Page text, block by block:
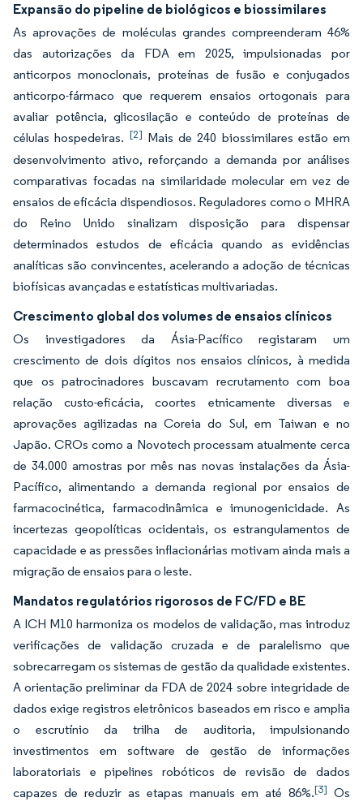
Expansão do pipeline de biológicos e biossimilares
As aprovações de moléculas grandes compreenderam 46%
das autorizações da FDA em 2025, impulsionadas por
anticorpos monoclonais, proteínas de fusão e conjugados
anticorpo-fármaco que requerem ensaios ortogonais para
avaliar potência, glicosilação e conteúdo de proteínas de
células hospedeiras. [2] Mais de 240 biossimilares estão em
desenvolvimento ativo, reforçando a demanda por análises
comparativas focadas na similaridade molecular em vez de
ensaios de eficácia dispendiosos. Reguladores como o MHRA
do Reino Unido sinalizam disposição para dispensar
determinados estudos de eficácia quando as evidências
analíticas são convincentes, acelerando a adoção de técnicas
biofísicas avançadas e estatísticas multivariadas.
Crescimento global dos volumes de ensaios clínicos
Os investigadores da Ásia-Pacífico registaram um
crescimento de dois dígitos nos ensaios clínicos, à medida
que os patrocinadores buscavam recrutamento com boa
relação custo-eficácia, coortes etnicamente diversas e
aprovações agilizadas na Coreia do Sul, em Taiwan e no
Japão. CROs como a Novotech processam atualmente cerca
de 34.000 amostras por mês nas novas instalações da Ásia-
Pacífico, alimentando a demanda regional por ensaios de
farmacocinética, farmacodinâmica e imunogenicidade. As
incertezas geopolíticas ocidentais, os estrangulamentos de
capacidade e as pressões inflacionárias motivam ainda mais a
migração de ensaios para o leste.
Mandatos regulatórios rigorosos de FC/FD e BE
A ICH M10 harmoniza os modelos de validação, mas introduz
verificações de validação cruzada e de paralelismo que
sobrecarregam os sistemas de gestão da qualidade existentes.
A orientação preliminar da FDA de 2024 sobre integridade de
dados exige registros eletrônicos baseados em risco e amplia
o escrutínio da trilha de auditoria, impulsionando
investimentos em software de gestão de informações
laboratoriais e pipelines robóticos de revisão de dados
capazes de reduzir as etapas manuais em até 86%.[3] Os